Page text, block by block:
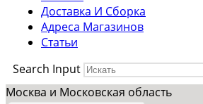
Доставка И Сборка
Адреса Магазинов
Статьи
Search Input
Москва и Московская область